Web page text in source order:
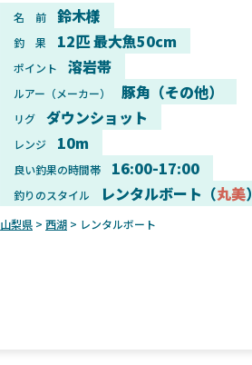
名 前 鈴木様
釣 果 12匹 最大魚50cm
ポイント 溶岩帯
ルアー（メーカー） 豚角（その他）
リグ ダウンショット
レンジ 10m
良い釣果の時間帯 16:00-17:00
釣りのスタイル レンタルボート（丸美）
山梨県 > 西湖 > レンタルボート